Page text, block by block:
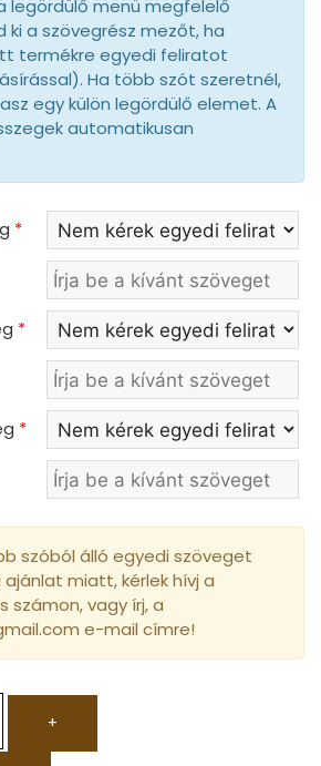
legördülő menü megfelelő
a szövegrész mezőt, ha
termékre egyedi feliratot
Ha több szót szeretnél,
egy külön legördülő elemet. A
automatikusan
*
*
*
szóból álló egyedi szöveget
miatt, kérlek hívj a
számon, vagy írj, a
e-mail címre!
+